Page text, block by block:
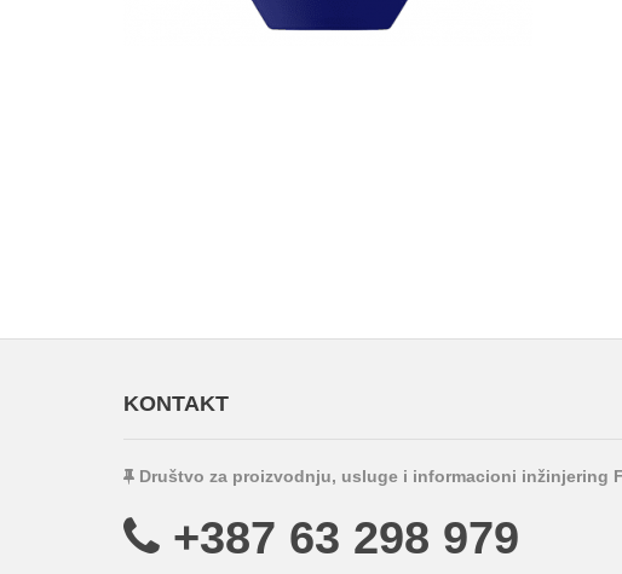
KONTAKT
Društvo za proizvodnju, usluge i informacioni inžinjering
+387 63 298 979